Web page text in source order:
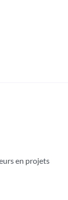
en projets